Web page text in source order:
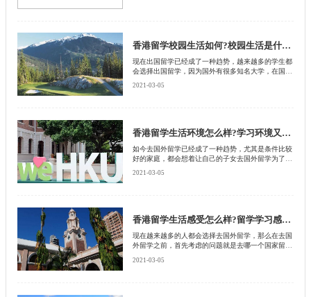
香港留学校园生活如何?校园生活是什么样的?
现在出国留学已经成了一种趋势，越来越多的学生都
会选择出国留学，因为国外有很多知名大学，在国际
学生就会选择去香港留学，毕竟香港离自己的家特别
近，回家也比较方便，其次香港也是一个比较重视教
育的地方，那么去香港留学的校园生活是怎么样的
呢?就是众多学生考虑的问题，下面就由北京启德留
2021-03-05
香港留学生活环境怎么样?学习环境又怎么样?
如今去国外留学已经成了一种趋势，尤其是条件比较
好的家庭，都会想着让自己的子女去国外留学为了就
便，其次香港的教育在国际上也属于顶尖水平，也正
是由于这样的原因，吸引了很多中国大陆的学生，那
么去香港留学的生活环境是怎么样的呢?下面就由北
京启德留学机构给大家讲解一下。
2021-03-05
香港留学生活感受怎么样?留学学习感受又如何?
现在越来越多的人都会选择去国外留学，那么在去国
外留学之前，首先考虑的问题就是去哪一个国家留
2021-03-05